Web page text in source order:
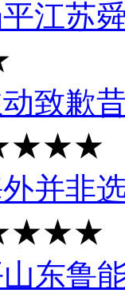
江苏
致歉
并非
东鲁